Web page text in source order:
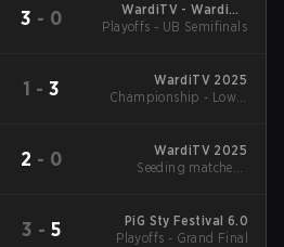
3 - 0
WardiTV - WardiTV
Championship
Playoffs - UB Semifinals
1 - 3
WardiTV 2025
Championship - Lower
2 - 0
WardiTV 2025
Seeding matches -
3 - 5
PiG Sty Festival 6.0
Playoffs - Grand Final